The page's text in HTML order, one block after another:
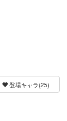
登場キャラ(25)